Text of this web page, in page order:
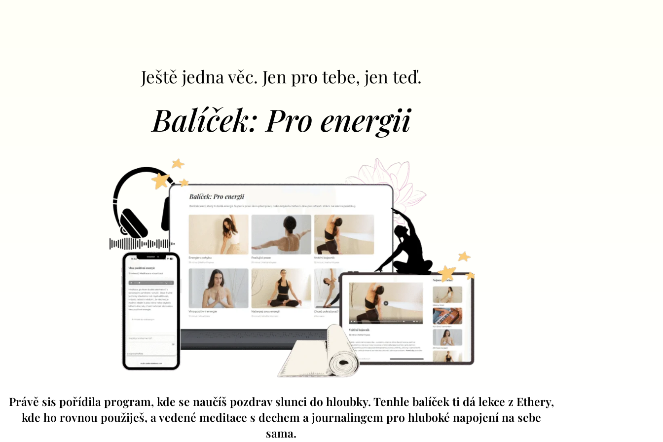
Ještě jedna věc. Jen pro tebe, jen teď.
Balíček: Pro energii
Právě sis pořídila program, kde se naučíš pozdrav slunci do hloubky. Tenhle balíček ti dá lekce z Ethery,
kde ho rovnou použiješ, a vedené meditace s dechem a journalingem pro hluboké napojení na sebe
sama.